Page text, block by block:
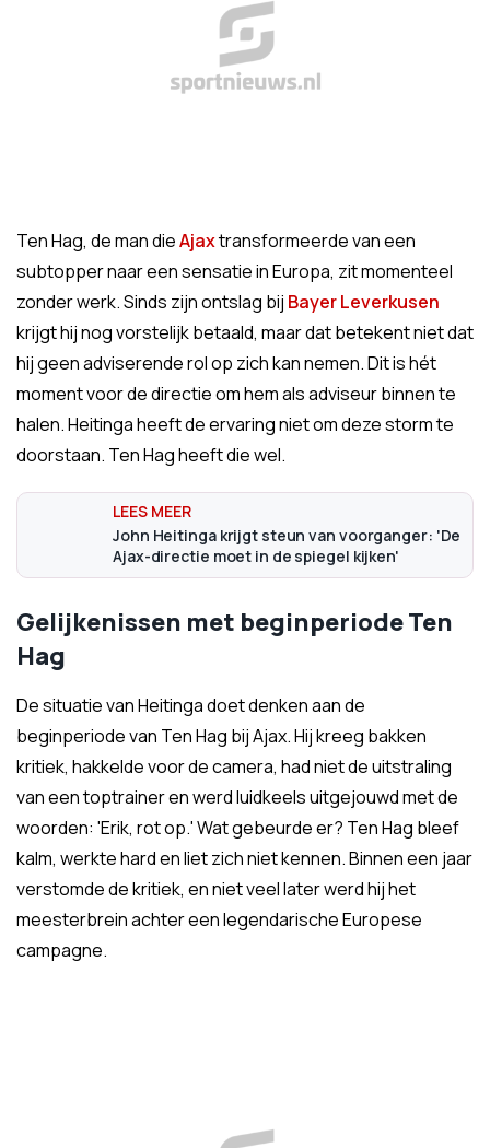
Ten Hag, de man dieAjaxtransformeerde van een
subtopper naar een sensatie in Europa, zit momenteel
zonder werk. Sinds zijn ontslag bij Bayer Leverkusen
krijgt hij nog vorstelijk betaald, maar dat betekent niet dat
hij geen adviserende rol op zich kan nemen. Dit is hét
moment voor de directie om hem als adviseur binnen te
halen. Heitinga heeft de ervaring niet om deze storm te
doorstaan. Ten Hag heeft die wel.
John Heitinga krijgt steun van voorganger: 'De
Ajax-directie moet in de spiegel kijken'
Gelijkenissen met beginperiode Ten
Hag
De situatie van Heitinga doet denken aan de
beginperiode van Ten Hag bij Ajax. Hij kreeg bakken
kritiek, hakkelde voor de camera, had niet de uitstraling
van een toptrainer en werd luidkeels uitgejouwd met de
woorden: 'Erik, rot op.' Wat gebeurde er? Ten Hag bleef
kalm, werkte hard en liet zich niet kennen. Binnen een jaar
verstomde de kritiek, en niet veel later werd hij het
meesterbrein achter een legendarische Europese
campagne.